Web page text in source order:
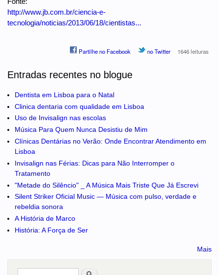
http://www.jb.com.br/ciencia-e-
tecnologia/noticias/2013/06/18/cientistas...
Partilhe no Facebook no Twitter 1646 leituras
Entradas recentes no blogue
Dentista em Lisboa para o Natal
Clinica dentaria com qualidade em Lisboa
Uso de Invisalign nas escolas
Música Para Quem Nunca Desistiu de Mim
Clínicas Dentárias no Verão: Onde Encontrar Atendimento em
Lisboa
Invisalign nas Férias: Dicas para Não Interromper o
Tratamento
"Metade do Silêncio" _ A Música Mais Triste Que Já Escrevi
Silent Striker Oficial Music — Música com pulso, verdade e
rebeldia sonora
A História de Marco
História: A Força de Ser
Mais
Pesquisar